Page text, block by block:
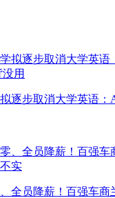
逐步取消大学英语：
全员降薪！百强车商